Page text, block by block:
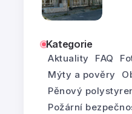
Kategorie
Aktuality FAQ
Mýty a pověry
Pěnový
Požární